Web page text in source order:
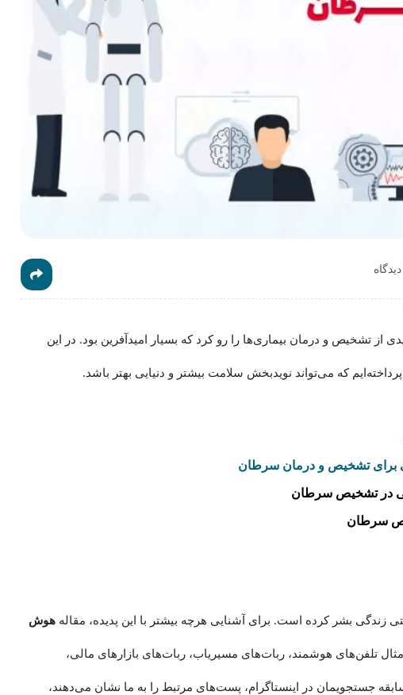
تشخیص و درمان بیماری‌ها را رو کرد که بسیار امیدآفرین بود. در این
پرداخته‌ایم که می‌تواند نویدبخش سلامت بیشتر و دنیایی بهتر باشد.
برای تشخیص و درمان سرطان
در تشخیص سرطان
سرطان
بشر کرده است. برای آشنایی هرچه بیشتر با این پدیده، مقاله هوش
مثال تلفن‌های هوشمند، ربات‌های مسیریاب، ربات‌های بازارهای مالی،
جستجویمان در اینستاگرام، پست‌های مرتبط را به ما نشان می‌دهند،